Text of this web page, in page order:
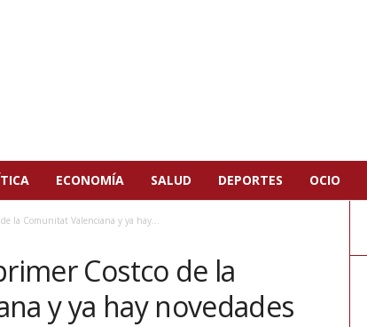
ECONOMÍA SALUD DEPORTES OCIO
la Comunitat Valenciana y ya hay...
Costco de la
y ya hay novedades